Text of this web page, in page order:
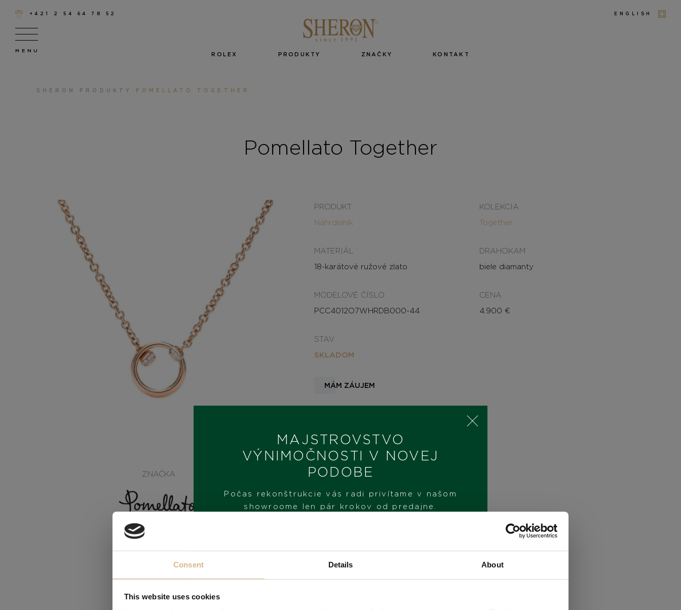
Consent Details About
This website uses cookies
+421 2 54 64 78 52 ENGLISH
ROLEX PRODUKTY ZNAČKY KONTAKT
SHERON PRODUKTY POMELLATO TOGETHER
Pomellato Together
ZNAČKA
PRODUKT
Náhrdelník
KOLEKCIA
Together
MATERIÁL
18-karátové ružové zlato
DRAHOKAM
biele diamanty
MODELOVÉ ČÍSLO
PCC4012O7WHRDB000-44
CENA
4.900 €
STAV
SKLADOM
MÁM ZÁUJEM
MAJSTROVSTVO
VÝNIMOČNOSTI V NOVEJ
PODOBE
Počas rekonštrukcie vás radi privítame v našom
showroome len pár krokov od predajne.
NAVŠTÍVTE NÁŠ SHOWROOM